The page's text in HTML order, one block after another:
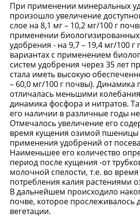
При применении минеральных
произошло увеличение
слое на 8,1 мг – 10,2 мг/100 г
применении биологизированных
удобрения - на 9,7 – 19,4 мг/100
вариантах с применением
систем удобрения через 35 лет
стала иметь высокую
– 60,0 мг/100 г почвы). Динамика
отличалась меньшими
динамика фосфора и нитратов.
его наличии в различные годы
Отмечалось увеличение его
время кущения озимой пшеницы
применения удобрений от
Наименьшее его количество
период после кущения -от
молочной спелости, т.е. во
потребления калия растениями
В дальнейшем происходило
почве, которое прослеживалось
вегетации.